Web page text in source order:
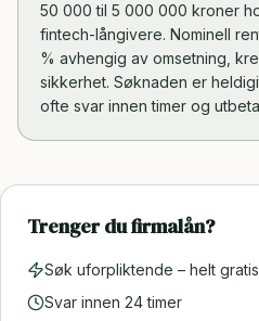
50 000 til 5 000 000 kroner
fintech-långivere. Nominell
% avhengig av omsetning,
sikkerhet. Søknaden er
ofte svar innen timer og
Trenger du firmalån?
Søk uforpliktende – helt gratis
Svar innen 24 timer